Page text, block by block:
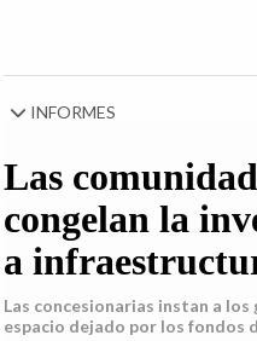
INFORMES
Las
congelan la
a
Las concesionarias instan a
espacio dejado por los fondos